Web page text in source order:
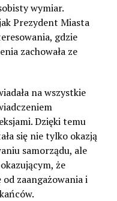
wymiar.
Prezydent Miasta
gdzie
zachowała ze
na wszystkie
Dzięki temu
się nie tylko okazją
samorządu, ale
że
od zaangażowania i